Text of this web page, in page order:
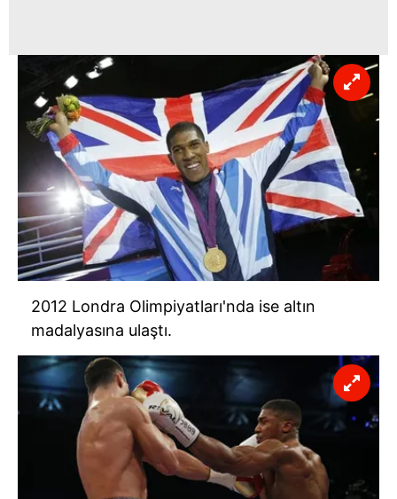
2012 Londra Olimpiyatları'nda ise altın
madalyasına ulaştı.